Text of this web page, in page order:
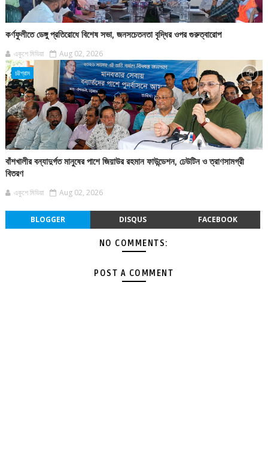
কর্ণফুলীতে ডেঙ্গু প্রতিরোধে বিশেষ সভা, জনসচেতনতা বৃদ্ধির ওপর গুরুত্বারোপ
একুশে মিডিয়া Aug 02, 2026
চট্টগ্রাম
বাঁশখালীর বন্যাদুর্গত মানুষের পাশে জিয়াউর রহমান ফাউন্ডেশন, ঢেউটিন ও ত্রাণসামগ্রী
বিতরণ
একুশে মিডিয়া Aug 02, 2026
BLOGGER DISQUS FACEBOOK
NO COMMENTS:
POST A COMMENT